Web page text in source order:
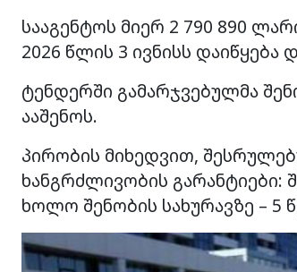
სააგენტოს მიერ 2 790 890
2026 წლის 3 ივნისს
ტენდერში გამარჯვებულმა
ააშენოს.
პირობის მიხედვით,
ხანგრძლივობის გარანტიები:
ხოლო შენობის სახურავზე – 5